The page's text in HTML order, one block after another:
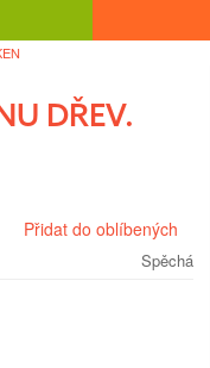
DŘEV.
Přidat do oblíbených
Spěchá